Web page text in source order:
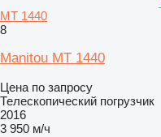
MT 1440
8
Manitou MT 1440
Цена по запросу
Телескопический погрузчик
2016
3 950 м/ч